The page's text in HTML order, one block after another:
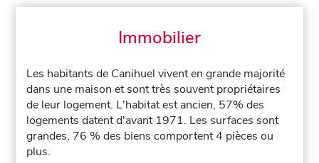
Immobilier
Les habitants de Canihuel vivent en grande majorité
dans une maison et sont très souvent propriétaires
de leur logement. L'habitat est ancien, 57% des
logements datent d'avant 1971. Les surfaces sont
grandes, 76 % des biens comportent 4 pièces ou
plus.